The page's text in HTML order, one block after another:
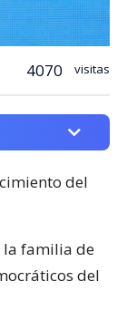
4070 visitas
del
la familia de
del